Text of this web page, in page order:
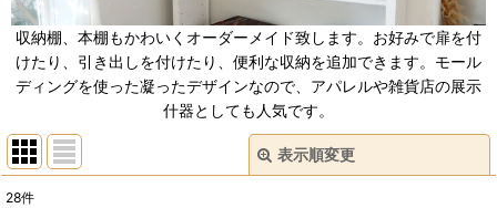
収納棚、本棚もかわいくオーダーメイド致します。お好みで扉を付
けたり、引き出しを付けたり、便利な収納を追加できます。モール
ディングを使った凝ったデザインなので、アパレルや雑貨店の展示
什器としても人気です。
表示順変更
28件